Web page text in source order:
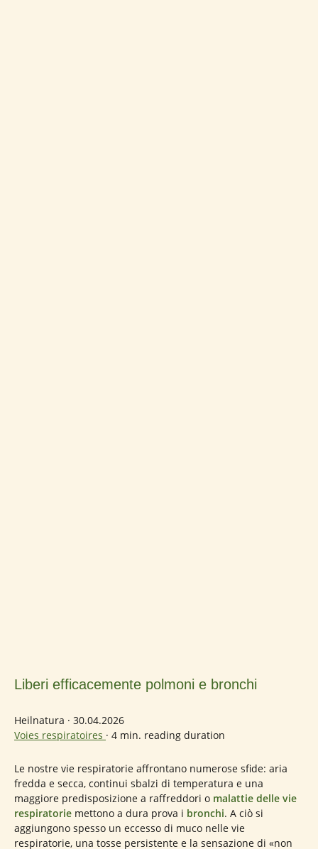
Liberi efficacemente polmoni e bronchi
Heilnatura · 30.04.2026
Voies respiratoires · 4 min. reading duration
Le nostre vie respiratorie affrontano numerose sfide: aria
fredda e secca, continui sbalzi di temperatura e una
maggiore predisposizione a raffreddori o malattie delle vie
respiratorie mettono a dura prova i bronchi. A ciò si
aggiungono spesso un eccesso di muco nelle vie
respiratorie, una tosse persistente e la sensazione di «non